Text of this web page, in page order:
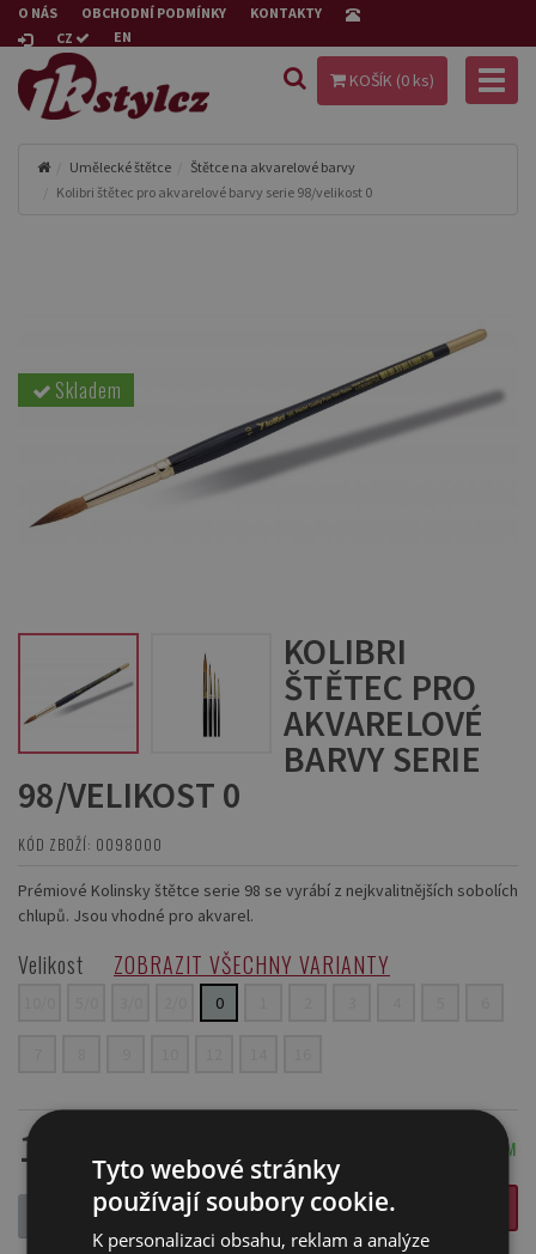
O NÁS OBCHODNÍ PODMÍNKY
KONTAKTY
CZ
EN
KOŠÍK (0 ks)
Umělecké štětce
Štětce na akvarelové barvy
Kolibri štětec pro akvarelové barvy serie 98/velikost 0
Skladem
KOLIBRI
ŠTĚTEC PRO
AKVARELOVÉ
BARVY SERIE
98/VELIKOST 0
KÓD ZBOŽÍ: 0098000
Prémiové Kolinsky štětce serie 98 se vyrábí z nejkvalitnějších sobolích
chlupů. Jsou vhodné pro akvarel.
Velikost ZOBRAZIT VŠECHNY VARIANTY
0
124 Kč SKLADEM
+ VLOŽIT DO KOŠÍKU
Tyto webové stránky
používají soubory cookie.
K personalizaci obsahu, reklam a analýze